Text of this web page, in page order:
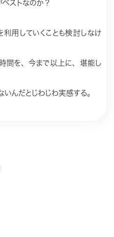
ベストなのか？
利用していくことも検討しなけ
間を、今まで以上に、堪能し
いんだとじわじわ実感する。